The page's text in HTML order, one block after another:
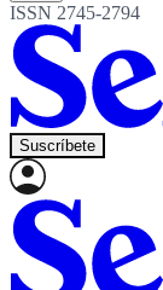
ISSN 2745-2794
Suscríbete